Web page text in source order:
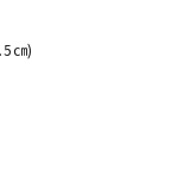
㎝)